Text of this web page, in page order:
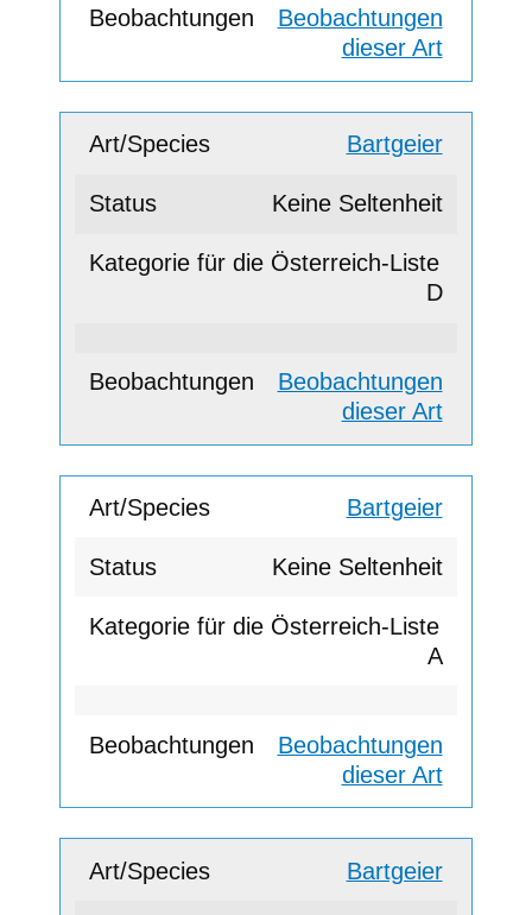
Beobachtungen
dieser Art
Bartgeier
Keine Seltenheit
D
Beobachtungen
dieser Art
Bartgeier
Keine Seltenheit
A
Beobachtungen
dieser Art
Bartgeier